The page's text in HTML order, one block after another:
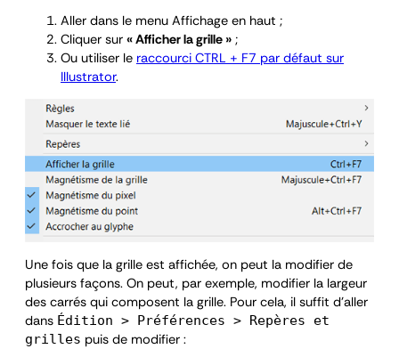
Aller dans le menu Affichage en haut ;
Cliquer sur « Afficher la grille » ;
Ou utiliser le raccourci CTRL + F7 par défaut sur
Illustrator.
Une fois que la grille est affichée, on peut la modifier de
plusieurs façons. On peut, par exemple, modifier la largeur
des carrés qui composent la grille. Pour cela, il suffit d’aller
dans Édition > Préférences > Repères et
grilles puis de modifier :